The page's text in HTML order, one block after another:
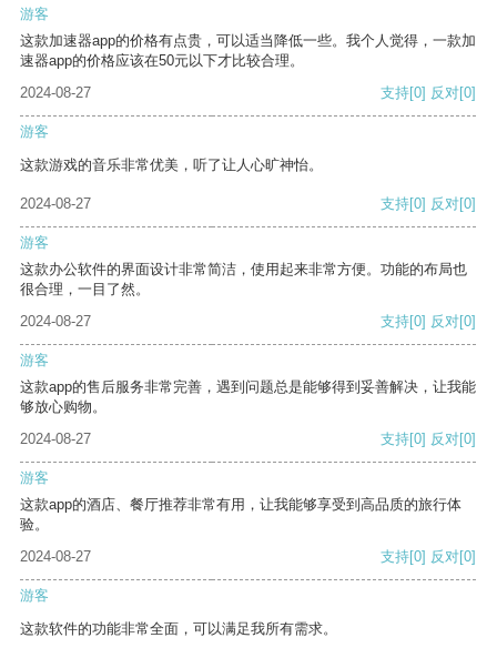
游客
这款加速器app的价格有点贵，可以适当降低一些。我个人觉得，一款加
速器app的价格应该在50元以下才比较合理。
2024-08-27
支持[0] 反对[0]
游客
这款游戏的音乐非常优美，听了让人心旷神怡。
2024-08-27 支持[0] 反对[0]
游客
这款办公软件的界面设计非常简洁，使用起来非常方便。功能的布局也
很合理，一目了然。
2024-08-27
支持[0] 反对[0]
游客
这款app的售后服务非常完善，遇到问题总是能够得到妥善解决，让我能
够放心购物。
2024-08-27
支持[0] 反对[0]
游客
这款app的酒店、餐厅推荐非常有用，让我能够享受到高品质的旅行体
验。
2024-08-27
支持[0] 反对[0]
游客
这款软件的功能非常全面，可以满足我所有需求。